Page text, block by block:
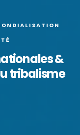
&
tribalisme